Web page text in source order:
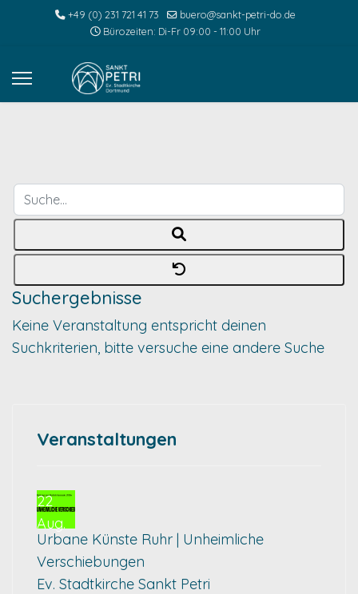
+49 (0) 231 721 41 73
buero@sankt-petri-do.de
Bürozeiten: Di-Fr 09:00 - 11:00 Uhr
Suche...
Suchergebnisse
Keine Veranstaltung entspricht deinen
Suchkriterien, bitte versuche eine andere Suche
Veranstaltungen
22
Aug.
Urbane Künste Ruhr | Unheimliche
Verschiebungen
Ev. Stadtkirche Sankt Petri